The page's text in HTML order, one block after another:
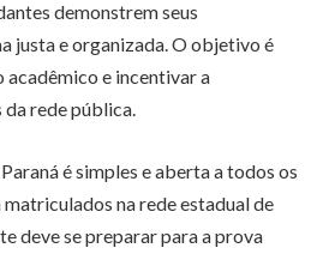
demonstrem seus
justa e organizada. O objetivo é
acadêmico e incentivar a
rede pública.
é simples e aberta a todos os
na rede estadual de
deve se preparar para a prova